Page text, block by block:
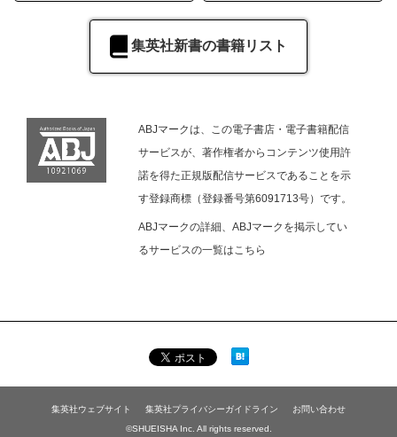
集英社新書の書籍リスト
ABJマークは、この電子書店・電子書籍配信
サービスが、著作権者からコンテンツ使用許
諾を得た正規版配信サービスであることを示
す登録商標（登録番号第6091713号）です。
ABJマークの詳細、ABJマークを掲示してい
るサービスの一覧はこちら
集英社ウェブサイト 集英社プライバシーガイドライン
お問い合わせ
©SHUEISHA Inc. All rights reserved.